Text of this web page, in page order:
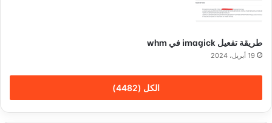
طريقة تفعيل imagick في whm
19 أبريل، 2024
الكل (4482)